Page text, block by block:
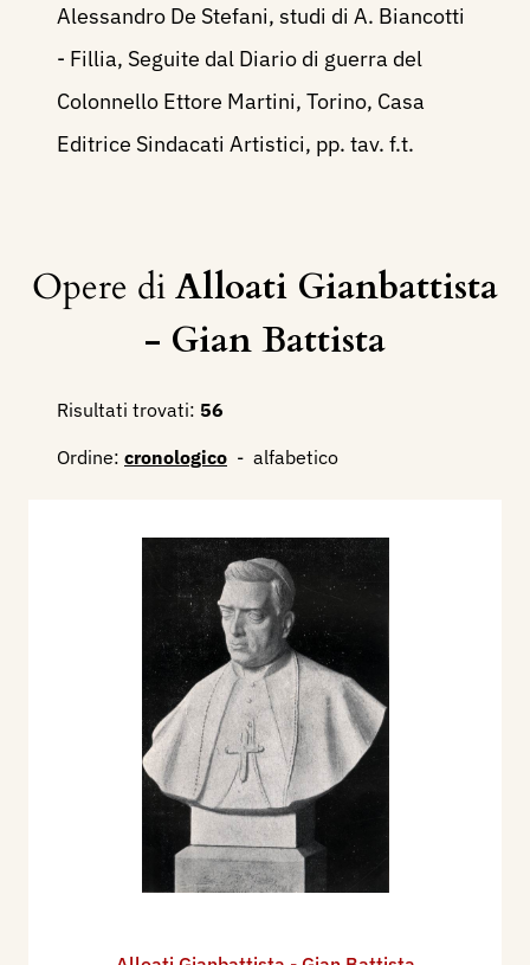
Alessandro De Stefani, studi di A. Biancotti
- Fillia, Seguite dal Diario di guerra del
Colonnello Ettore Martini, Torino, Casa
Editrice Sindacati Artistici, pp. tav. f.t.
Opere diAlloati Gianbattista
- Gian Battista
Risultati trovati: 56
Ordine: cronologico - alfabetico